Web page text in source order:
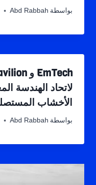
بواسطة Abd Rabbah
لاتحاد الهندسة
الأخشاب
بواسطة Abd Rabbah